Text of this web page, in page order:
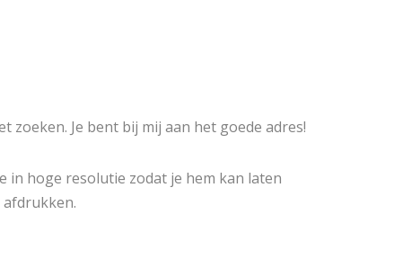
zoeken. Je bent bij mij aan het goede adres!
in hoge resolutie zodat je hem kan laten